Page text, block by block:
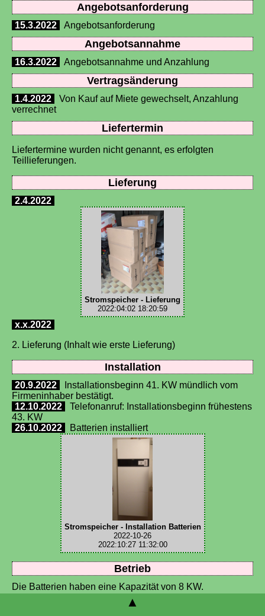
Angebotsanforderung
15.3.2022 Angebotsanforderung
Angebotsannahme
16.3.2022 Angebotsannahme und Anzahlung
Vertragsänderung
1.4.2022
Von Kauf auf Miete gewechselt, Anzahlung
verrechnet
Liefertermin
Liefertermine wurden nicht genannt, es erfolgten
Teillieferungen.
Lieferung
2.4.2022
Stromspeicher - Lieferung
2022:04:02 18:20:59
x.x.2022
2. Lieferung (Inhalt wie erste Lieferung)
Installation
20.9.2022
Installationsbeginn 41. KW mündlich vom
Firmeninhaber bestätigt.
12.10.2022
Telefonanruf: Installationsbeginn frühestens
43. KW
26.10.2022
Batterien installiert
Stromspeicher - Installation Batterien
2022-10-26
2022:10:27 11:32:00
Betrieb
Die Batterien haben eine Kapazität von 8 KW.
▲